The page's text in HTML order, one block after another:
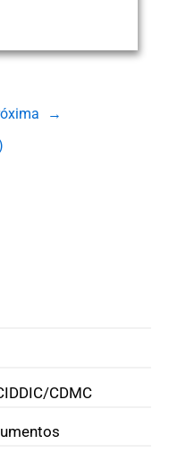
CDMC
→